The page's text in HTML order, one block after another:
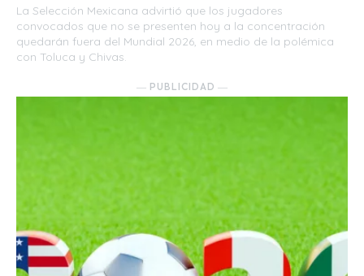
La Selección Mexicana advirtió que los jugadores
convocados que no se presenten hoy a la concentración
quedarán fuera del Mundial 2026, en medio de la polémica
con Toluca y Chivas.
― PUBLICIDAD ―